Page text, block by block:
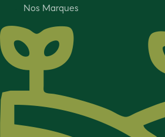
Nos Marques